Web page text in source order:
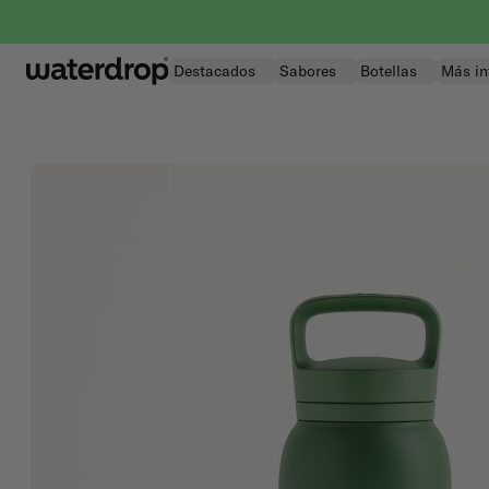
al
contenido
Destacados Sabores Botellas Más